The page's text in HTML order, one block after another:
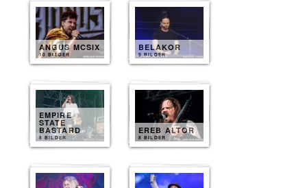
ANGUS MCSIX
10 BILDER
BELAKOR
9 BILDER
EMPIRE
STATE
BASTARD
8 BILDER
EREB ALTOR
8 BILDER